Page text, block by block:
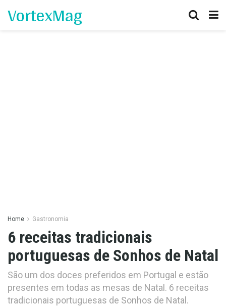
VortexMag
Home Gastronomia
6 receitas tradicionais
portuguesas de Sonhos de Natal
São um dos doces preferidos em Portugal e estão
presentes em todas as mesas de Natal. 6 receitas
tradicionais portuguesas de Sonhos de Natal.